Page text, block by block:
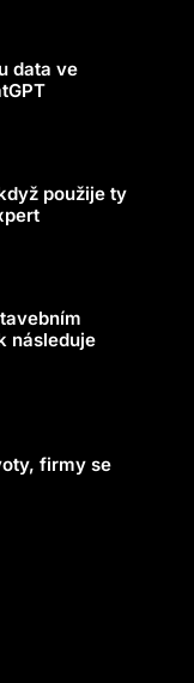
data ve
použije ty
následuje
firmy se